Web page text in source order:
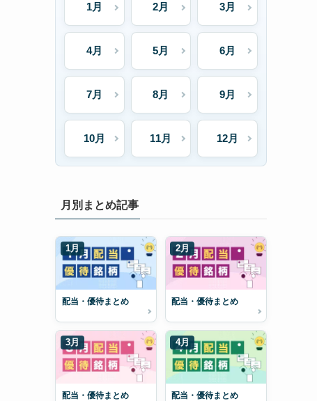
1月 2月 3月
4月 5月 6月
7月 8月 9月
10月 11月 12月
月別まとめ記事
1月
配当・優待まとめ
2月
配当・優待まとめ
3月
配当・優待まとめ
4月
配当・優待まとめ